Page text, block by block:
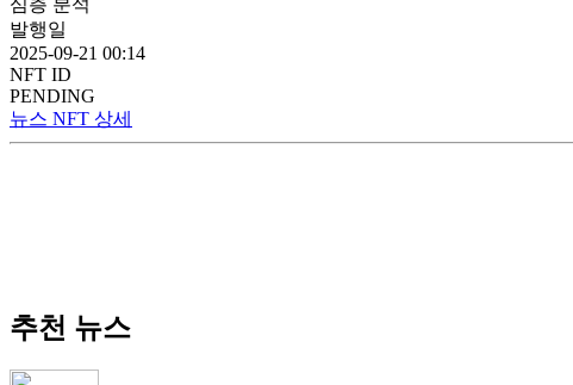
발행일
2025-09-21 00:14
NFT ID
PENDING
뉴스 NFT 상세
추천 뉴스